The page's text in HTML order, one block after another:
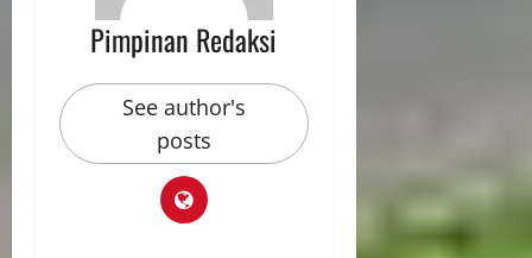
Pimpinan Redaksi
See author's
posts